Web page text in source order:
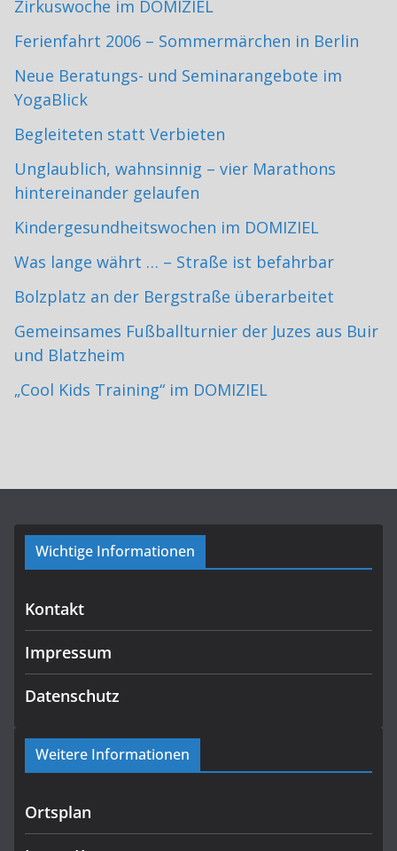
Zirkuswoche im DOMIZIEL
Ferienfahrt 2006 – Sommermärchen in Berlin
Neue Beratungs- und Seminarangebote im
YogaBlick
Begleiteten statt Verbieten
Unglaublich, wahnsinnig – vier Marathons
hintereinander gelaufen
Kindergesundheitswochen im DOMIZIEL
Was lange währt … – Straße ist befahrbar
Bolzplatz an der Bergstraße überarbeitet
Gemeinsames Fußballturnier der Juzes aus Buir
und Blatzheim
„Cool Kids Training“ im DOMIZIEL
Wichtige Informationen
Kontakt
Impressum
Datenschutz
Weitere Informationen
Ortsplan